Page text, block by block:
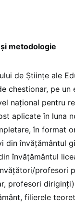
metodologie
de Științe ale
chestionar, pe un
național pentru
aplicate în luna
în format
din învățământul
învățământul
profesori
profesori
filierele